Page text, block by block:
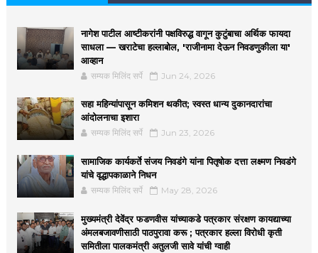
नागेश पाटील आष्टीकरांनी पक्षविरुद्ध वागून कुटुंबाचा अर्थिक फायदा
साधला — खराटेचा हल्लाबोल, 'राजीनामा देऊन निवडणुकीला या'
आव्हान
सम्यक मिलिंद सर्पे Jun 24, 2026
सहा महिन्यांपासून कमिशन थकीत; स्वस्त धान्य दुकानदारांचा
आंदोलनाचा इशारा
सम्यक मिलिंद सर्पे Jun 23, 2026
सामाजिक कार्यकर्ते संजय निवडंगे यांना पितृषोक दत्ता लक्ष्मण निवडंगे
यांचे वृद्धापकाळाने निधन
सम्यक मिलिंद सर्पे May 28, 2026
मुख्यमंत्री देवेंद्र फडणवीस यांच्याकडे पत्रकार संरक्षण कायद्याच्या
अंमलबजावणीसाठी पाठपुरावा करू ; पत्रकार हल्ला विरोधी कृती
समितीला पालकमंत्री अतुलजी सावे यांची ग्वाही